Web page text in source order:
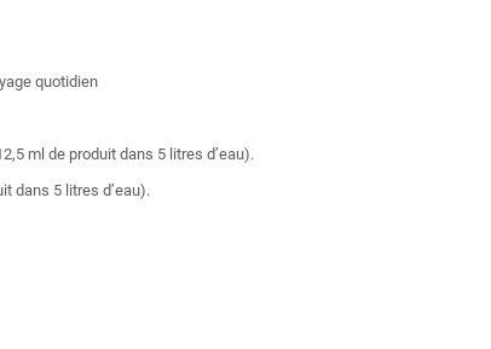
quotidien
ml de produit dans 5 litres d’eau).
dans 5 litres d’eau).